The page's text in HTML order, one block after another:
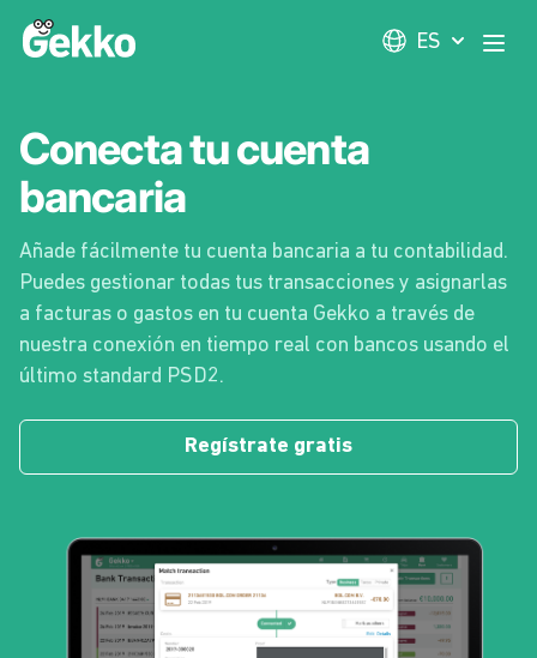
Gekko ES
Conecta tu cuenta
bancaria
Añade fácilmente tu cuenta bancaria a tu contabilidad.
Puedes gestionar todas tus transacciones y asignarlas
a facturas o gastos en tu cuenta Gekko a través de
nuestra conexión en tiempo real con bancos usando el
último standard PSD2.
Regístrate gratis